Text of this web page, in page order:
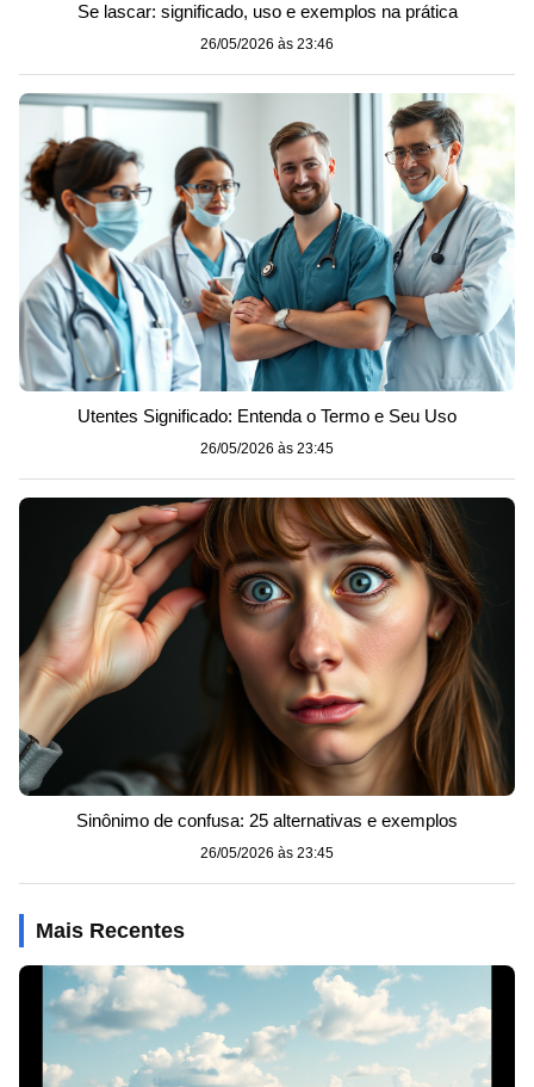
Se lascar: significado, uso e exemplos na prática
26/05/2026 às 23:46
Utentes Significado: Entenda o Termo e Seu Uso
26/05/2026 às 23:45
Sinônimo de confusa: 25 alternativas e exemplos
26/05/2026 às 23:45
Mais Recentes